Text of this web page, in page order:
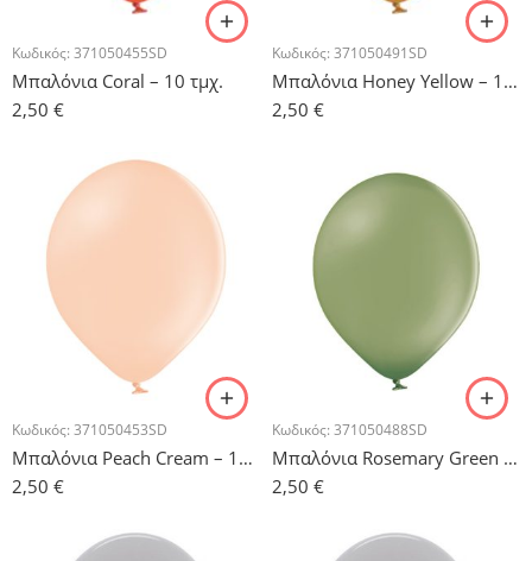
Κωδικός: 371050455SD
Μπαλόνια Coral – 10 τμχ.
2,50 €
Κωδικός: 371050491SD
Μπαλόνια Honey Yellow – 10 τμχ.
2,50 €
Κωδικός: 371050453SD
Μπαλόνια Peach Cream – 10 τμχ.
2,50 €
Κωδικός: 371050488SD
Μπαλόνια Rosemary Green – 10 τμχ.
2,50 €